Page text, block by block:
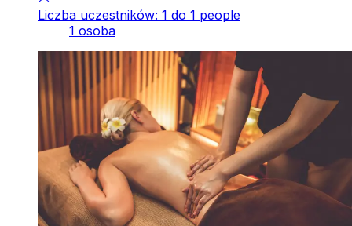
Liczba uczestników: 1 do 1 people
1 osoba